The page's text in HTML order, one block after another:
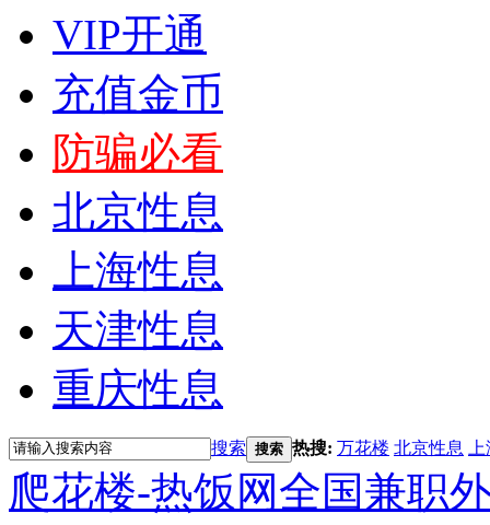
VIP开通
充值金币
防骗必看
北京性息
上海性息
天津性息
重庆性息
搜索 搜索 热搜: 万花楼 北京性息
爬花楼-热饭网全国兼职